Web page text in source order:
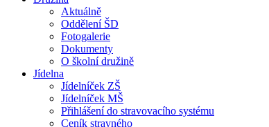
Aktuálně
Oddělení ŠD
Fotogalerie
Dokumenty
O školní družině
Jídelna
Jídelníček ZŠ
Jídelníček MŠ
Přihlášení do stravovacího systému
Ceník stravného